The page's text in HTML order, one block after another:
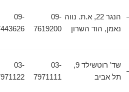
הנגר 22, א.ת. נווה
נאמן, הוד השרון
09-
7619200
09-
7443626
שד' רוטשילד 9,
תל אביב
03-
7971111
03-
7971122